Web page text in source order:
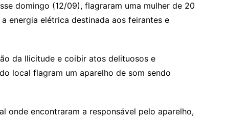
domingo (12/09), flagraram uma mulher de 20
energia elétrica destinada aos feirantes e
da Ilicitude e coibir atos delituosos e
local flagram um aparelho de som sendo
onde encontraram a responsável pelo aparelho,